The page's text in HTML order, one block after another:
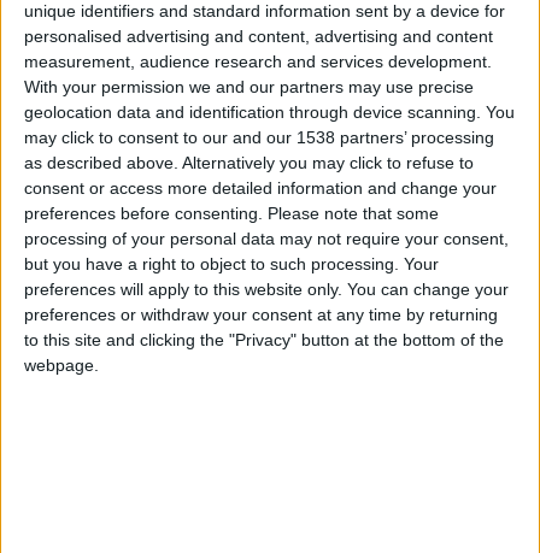
unique identifiers and standard information sent by a device for
personalised advertising and content, advertising and content
measurement, audience research and services development.
With your permission we and our partners may use precise
geolocation data and identification through device scanning. You
may click to consent to our and our 1538 partners’ processing
as described above. Alternatively you may click to refuse to
consent or access more detailed information and change your
preferences before consenting. Please note that some
processing of your personal data may not require your consent,
but you have a right to object to such processing. Your
preferences will apply to this website only. You can change your
preferences or withdraw your consent at any time by returning
to this site and clicking the "Privacy" button at the bottom of the
webpage.
Monaco sur la pelouse de Strasbourg, Thiago Scuro avait
annoncé aux médias présents en zone mixte qu’il comptait
faire un point avec Damien Perrinellepour évoquer l’avenir de
celui-ci en tant qu’adjoint de Sébastien Pocognoli. L’ancien
joueur de l’US Boulogne et du Red Bull New York aspire à
devenir numéro un, lui qui termine actuellement sa formation
au BEPF et il aura l’opportunité de trouver un premier poste
conforme à ses ambitions. Le natif de Suresnes va quitter
l’ASM cet été, comme annoncé parL’Équipe, qui a pu obtenir
une confirmation de la part du club.
Arrivé en 2020, dans les bagages de Paul Mitchell, l’un de ses
anciens directeurs sportifs (2020-2023), Perrinelle avait